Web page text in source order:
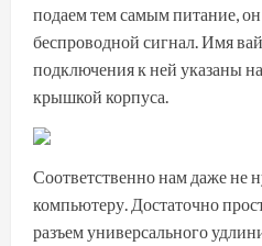
подаем тем самым питание,
беспроводной сигнал. Имя
подключения к ней указаны
крышкой корпуса.
Соответственно нам даже не
компьютеру. Достаточно
разъем универсального